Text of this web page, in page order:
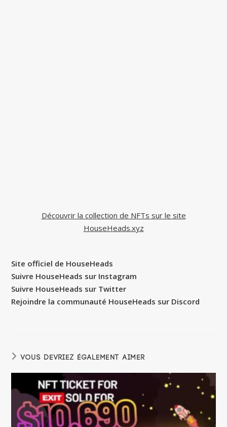
Découvrir la collection de NFTs sur le site
HouseHeads.xyz
Site officiel de HouseHeads
Suivre HouseHeads sur Instagram
Suivre HouseHeads sur Twitter
Rejoindre la communauté HouseHeads sur Discord
VOUS DEVRIEZ ÉGALEMENT AIMER